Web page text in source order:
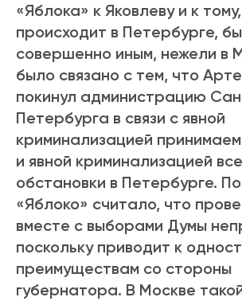
«Яблока» к Яковлеву и к
происходит в Петербурге,
совершенно иным, нежели в
было связано с тем, что
покинул администрацию
Петербурга в связи с явной
криминализацией
и явной криминализацией
обстановки в Петербурге.
«Яблоко» считало, что
вместе с выборами Думы
поскольку приводит к
преимуществам со стороны
губернатора. В Москве